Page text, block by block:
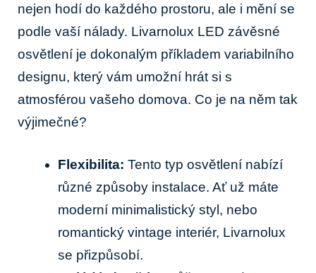
nejen hodí do každého prostoru, ale⁣ i ​mění se⁣
podle vaší nálady. Livarnolux LED závěsné
osvětlení je⁤ dokonalým​ příkladem variabilního
designu, který vám umožní hrát si s
atmosférou vašeho domova.⁤ Co je na ‍něm tak
výjimečné?
Flexibilita: Tento typ ​osvětlení nabízí
různé způsoby instalace. Ať už‌ máte
⁤moderní minimalistický ‌styl, ‍nebo
romantický‍ vintage interiér, Livarnolux
se ⁢přizpůsobí.